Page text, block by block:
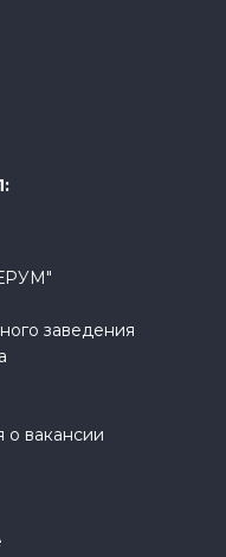
заведения
о вакансии